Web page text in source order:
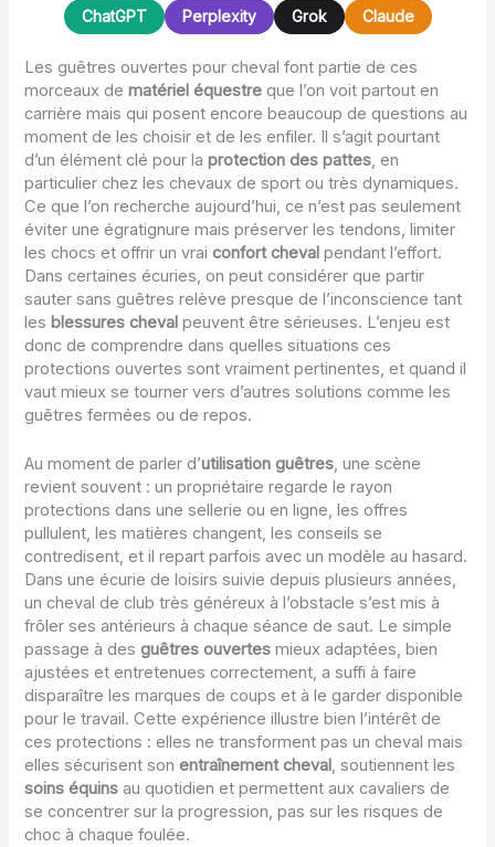
ChatGPT Perplexity Grok Claude
Les guêtres ouvertes pour cheval font partie de ces
morceaux dematériel équestre que l’on voit partout en
carrière mais qui posent encore beaucoup de questions au
moment de les choisir et de les enfiler. Il s’agit pourtant
d’un élément clé pour laprotection des pattes, en
particulier chez les chevaux de sport ou très dynamiques.
Ce que l’on recherche aujourd’hui, ce n’est pas seulement
éviter une égratignure mais préserver les tendons, limiter
les chocs et offrir un vraiconfort cheval pendant l’effort.
Dans certaines écuries, on peut considérer que partir
sauter sans guêtres relève presque de l’inconscience tant
les blessures cheval peuvent être sérieuses. L’enjeu est
donc de comprendre dans quelles situations ces
protections ouvertes sont vraiment pertinentes, et quand il
vaut mieux se tourner vers d’autres solutions comme les
guêtres fermées ou de repos.
Au moment de parler d’utilisation guêtres, une scène
revient souvent : un propriétaire regarde le rayon
protections dans une sellerie ou en ligne, les offres
pullulent, les matières changent, les conseils se
contredisent, et il repart parfois avec un modèle au hasard.
Dans une écurie de loisirs suivie depuis plusieurs années,
un cheval de club très généreux à l’obstacle s’est mis à
frôler ses antérieurs à chaque séance de saut. Le simple
passage à desguêtres ouvertes mieux adaptées, bien
ajustées et entretenues correctement, a suffi à faire
disparaître les marques de coups et à le garder disponible
pour le travail. Cette expérience illustre bien l’intérêt de
ces protections : elles ne transforment pas un cheval mais
elles sécurisent sonentraînement cheval, soutiennent les
soins équins au quotidien et permettent aux cavaliers de
se concentrer sur la progression, pas sur les risques de
choc à chaque foulée.